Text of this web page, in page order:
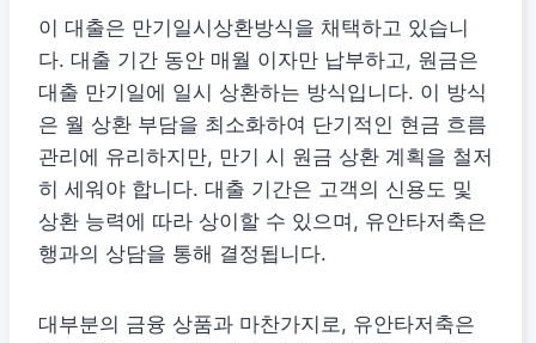
이 대출은 만기일시상환방식을 채택하고 있습니
다. 대출 기간 동안 매월 이자만 납부하고, 원금은
대출 만기일에 일시 상환하는 방식입니다. 이 방식
은 월 상환 부담을 최소화하여 단기적인 현금 흐름
관리에 유리하지만, 만기 시 원금 상환 계획을 철저
히 세워야 합니다. 대출 기간은 고객의 신용도 및
상환 능력에 따라 상이할 수 있으며, 유안타저축은
행과의 상담을 통해 결정됩니다.
대부분의 금융 상품과 마찬가지로, 유안타저축은